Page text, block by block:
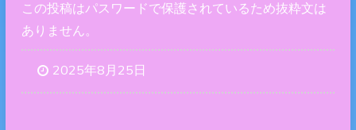
この投稿はパスワードで保護されているため抜粋文は
ありません。
2025年8月25日